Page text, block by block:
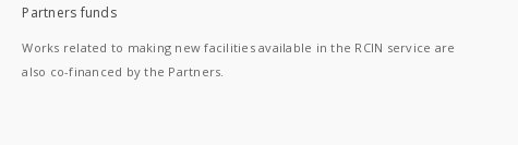
Partners funds
Works related to making new facilities available in the RCIN service are
also co-financed by the Partners.